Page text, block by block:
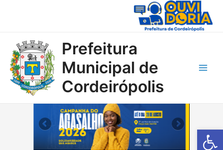
Barra de
Prefeitura
Municipal de
Cordeirópolis